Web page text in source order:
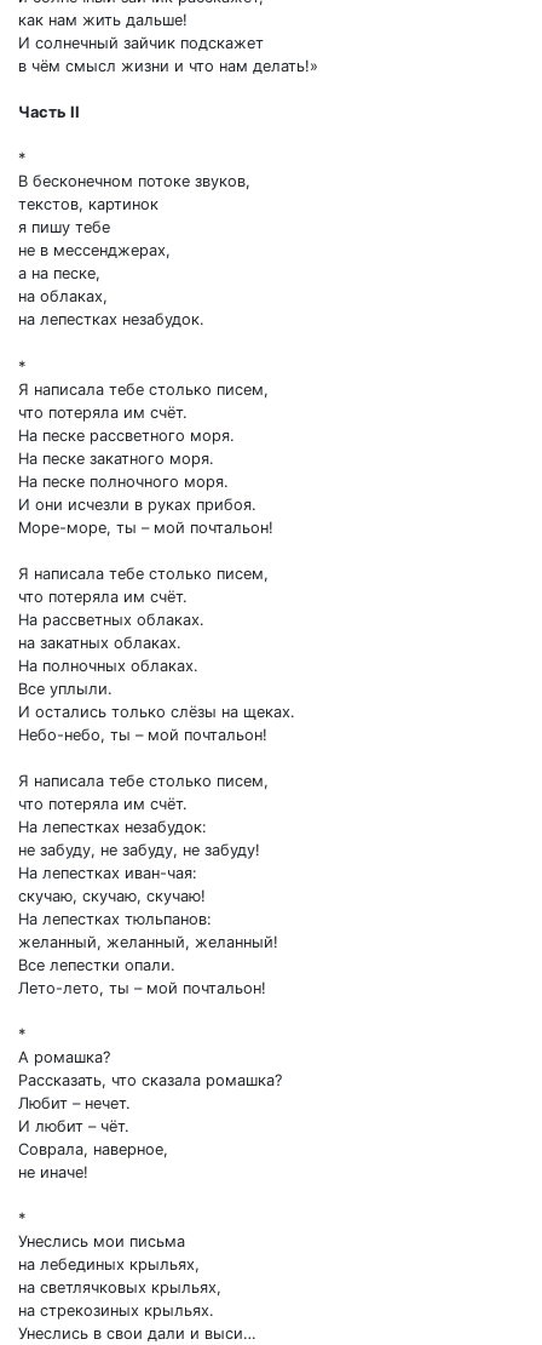
как нам жить дальше!
И солнечный зайчик подскажет
в чём смысл жизни и что нам делать!»
Часть II
*
В бесконечном потоке звуков,
текстов, картинок
я пишу тебе
не в мессенджерах,
а на песке,
на облаках,
на лепестках незабудок.
*
Я написала тебе столько писем,
что потеряла им счёт.
На песке рассветного моря.
На песке закатного моря.
На песке полночного моря.
И они исчезли в руках прибоя.
Море-море, ты – мой почтальон!
Я написала тебе столько писем,
что потеряла им счёт.
На рассветных облаках.
на закатных облаках.
На полночных облаках.
Все уплыли.
И остались только слёзы на щеках.
Небо-небо, ты – мой почтальон!
Я написала тебе столько писем,
что потеряла им счёт.
На лепестках незабудок:
не забуду, не забуду, не забуду!
На лепестках иван-чая:
скучаю, скучаю, скучаю!
На лепестках тюльпанов:
желанный, желанный, желанный!
Все лепестки опали.
Лето-лето, ты – мой почтальон!
*
А ромашка?
Рассказать, что сказала ромашка?
Любит – нечет.
И любит – чёт.
Соврала, наверное,
не иначе!
*
Унеслись мои письма
на лебединых крыльях,
на светлячковых крыльях,
на стрекозиных крыльях.
Унеслись в свои дали и выси…